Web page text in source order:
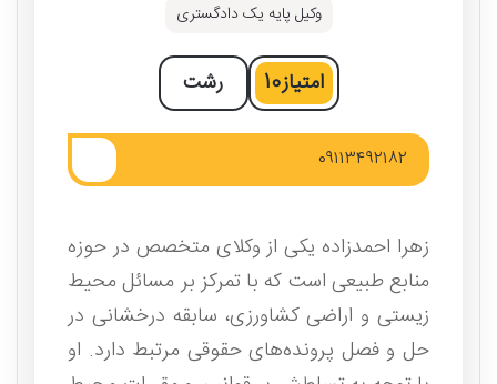
وکیل پایه یک دادگستری
امتیاز10 رشت
۰۹۱۱۳۴۹۲۱۸۲
زهرا احمدزاده یکی از وکلای متخصص در حوزه
منابع طبیعی است که با تمرکز بر مسائل محیط
زیستی و اراضی کشاورزی، سابقه درخشانی در
حل و فصل پرونده‌های حقوقی مرتبط دارد. او